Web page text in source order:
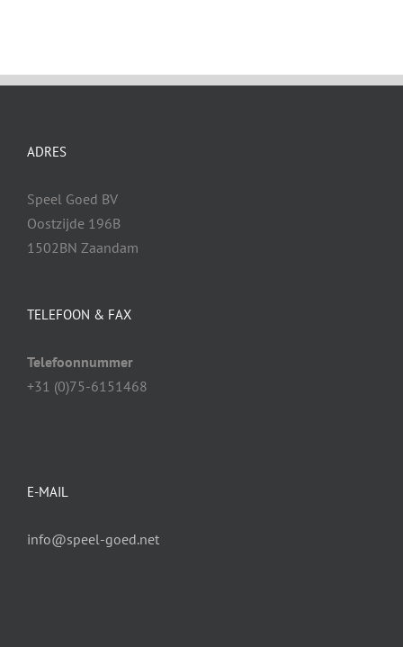
ADRES
Speel Goed BV
Oostzijde 196B
1502BN Zaandam
TELEFOON & FAX
Telefoonnummer
+31 (0)75-6151468
E-MAIL
info@speel-goed.net